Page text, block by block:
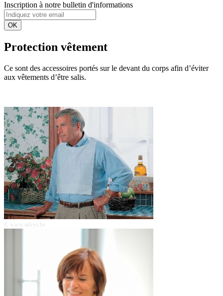
Inscription à notre bulletin d'informations
OK
Protection vêtement
Ce sont des accessoires portés sur le devant du corps afin d’éviter
aux vêtements d’être salis.
© www.advys.be